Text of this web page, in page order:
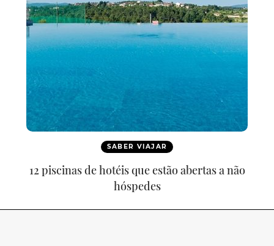
SABER VIAJAR
12 piscinas de hotéis que estão abertas a não
hóspedes